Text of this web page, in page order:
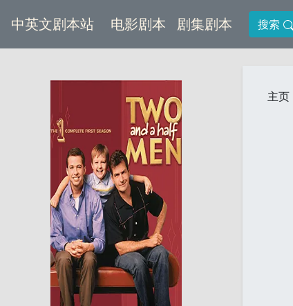
中英文剧本站 电影剧本 (current)
剧集剧本 (current)
搜索
主页